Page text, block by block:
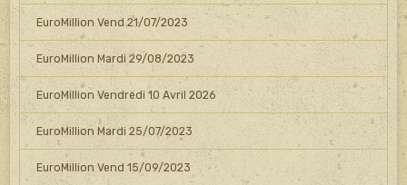
EuroMillion Vend 21/07/2023
EuroMillion Mardi 29/08/2023
EuroMillion Vendredi 10 Avril 2026
EuroMillion Mardi 25/07/2023
EuroMillion Vend 15/09/2023